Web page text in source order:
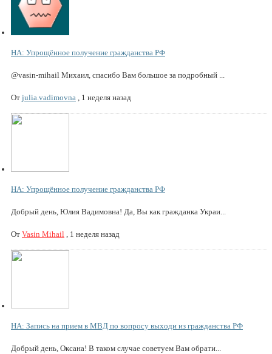
НА: Упрощённое получение гражданства РФ
@vasin-mihail Михаил, спасибо Вам большое за подробный ...
От julia.vadimovna 1 неделя назад
НА: Упрощённое получение гражданства РФ
Добрый день, Юлия Вадимовна! Да, Вы как гражданка Украи...
От Vasin Mihail 1 неделя назад
НА: Запись на прием в МВД по вопросу выходи из гражданства РФ
Добрый день, Оксана! В таком случае советуем Вам обрати...